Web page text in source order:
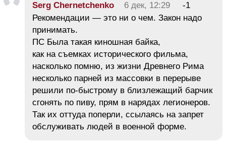
Serg Chernetchenko 6 дек, 12:29
-1
Рекомендации — это ни о чем. Закон надо
принимать.
ПС Была такая киношная байка,
как на съемках исторического фильма,
насколько помню, из жизни Древнего Рима
несколько парней из массовки в перерыве
решили по-быстрому в близлежащий барчик
сгонять по пиву, прям в нарядах легионеров.
Так их оттуда поперли, ссылаясь на запрет
обслуживать людей в военной форме.